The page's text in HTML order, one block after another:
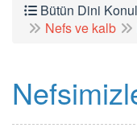
Bütün Dini
Nefs ve kalb